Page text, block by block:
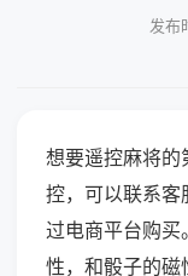
发布
想要遥控麻将的
控，可以联系客
过电商平台购买
性，和骰子的磁